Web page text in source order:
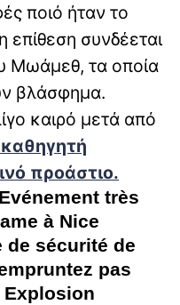
ποιό ήταν το
επίθεση συνδέεται
Μωάμεθ, τα οποία
βλάσφημα.
καιρό μετά από
προάστιο.
très
à Nice
de sécurité de
pas